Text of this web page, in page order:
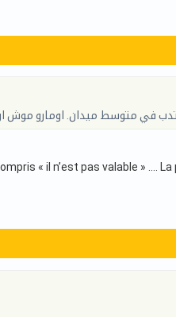
في متوسط ميدان. اومارو موش
« il n’est pas valable »